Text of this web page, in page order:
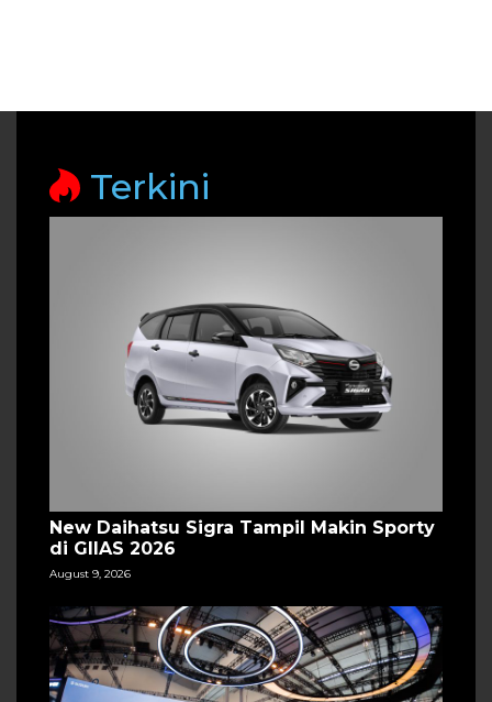
Terkini
New Daihatsu Sigra Tampil Makin Sporty
di GIIAS 2026
August 9, 2026